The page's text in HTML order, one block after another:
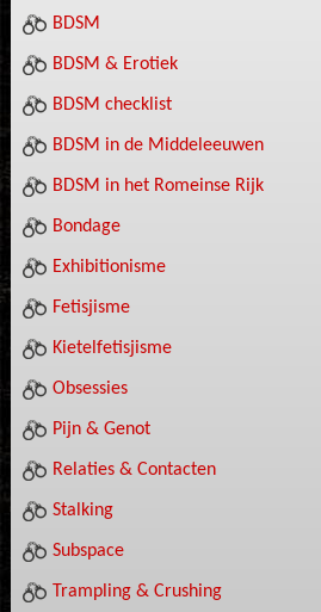
BDSM
BDSM & Erotiek
BDSM checklist
BDSM in de Middeleeuwen
BDSM in het Romeinse Rijk
Bondage
Exhibitionisme
Fetisjisme
Kietelfetisjisme
Obsessies
Pijn & Genot
Relaties & Contacten
Stalking
Subspace
Trampling & Crushing